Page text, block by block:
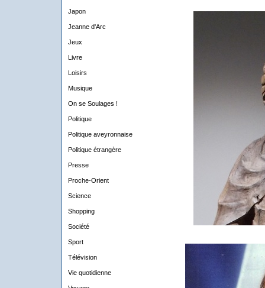
Japon
Jeanne d'Arc
Jeux
Livre
Loisirs
Musique
On se Soulages !
Politique
Politique aveyronnaise
Politique étrangère
Presse
Proche-Orient
Science
Shopping
Société
Sport
Télévision
Vie quotidienne